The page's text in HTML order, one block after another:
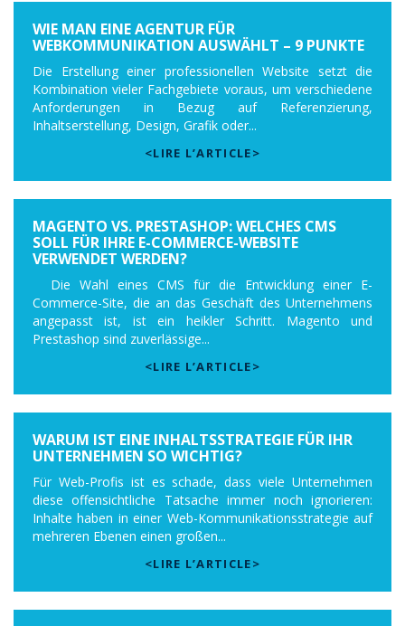
WIE MAN EINE AGENTUR FÜR
WEBKOMMUNIKATION AUSWÄHLT – 9 PUNKTE
Die Erstellung einer professionellen Website setzt die
Kombination vieler Fachgebiete voraus, um verschiedene
Anforderungen in Bezug auf Referenzierung,
Inhaltserstellung, Design, Grafik oder...
<LIRE L’ARTICLE>
MAGENTO VS. PRESTASHOP: WELCHES CMS
SOLL FÜR IHRE E-COMMERCE-WEBSITE
VERWENDET WERDEN?
Die Wahl eines CMS für die Entwicklung einer E-
Commerce-Site, die an das Geschäft des Unternehmens
angepasst ist, ist ein heikler Schritt. Magento und
Prestashop sind zuverlässige...
<LIRE L’ARTICLE>
WARUM IST EINE INHALTSSTRATEGIE FÜR IHR
UNTERNEHMEN SO WICHTIG?
Für Web-Profis ist es schade, dass viele Unternehmen
diese offensichtliche Tatsache immer noch ignorieren:
Inhalte haben in einer Web-Kommunikationsstrategie auf
mehreren Ebenen einen großen...
<LIRE L’ARTICLE>